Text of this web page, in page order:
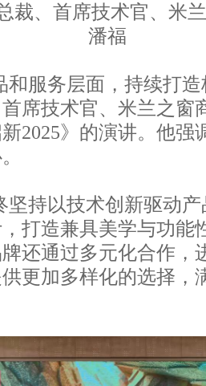
裁、首席技术官、米
潘福
和服务层面，持续打
席技术官、米兰之窗
2025》的演讲。他强
坚持以技术创新驱动
打造兼具美学与功能
还通过多元化合作，
更加多样化的选择，